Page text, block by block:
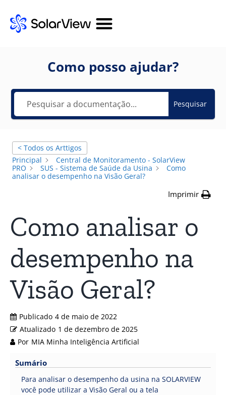
Como posso ajudar?
Pesquisar
< Todos os Arttigos
Principal
Central de Monitoramento - SolarView
PRO
SUS - Sistema de Saúde da Usina
Como
analisar o desempenho na Visão Geral?
Imprimir
Como analisar o
desempenho na
Visão Geral?
Publicado 4 de maio de 2022
Atualizado 1 de dezembro de 2025
Por MIA Minha Inteligência Artificial
Sumário
Para analisar o desempenho da usina na SOLARVIEW
você pode utilizar a Visão Geral ou a tela